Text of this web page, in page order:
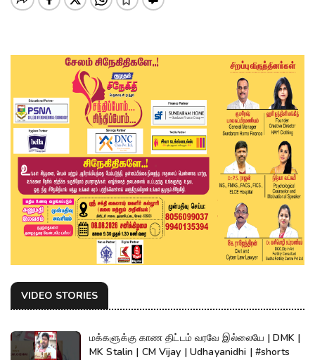
VIDEO STORIES
மக்களுக்கு காண திட்டம் வரவே இல்லையே | DMK |
MK Stalin | CM Vijay | Udhayanidhi | #shorts